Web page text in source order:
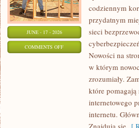
JUNE - 17 - 2026
COMMENTS OFFON
PORADNIKI
UŻYTKOWNIKA
codziennym
przydatnym
sieci
Nowości na
w którym
zrozumiały.
które
internetowego
internetu.
Znajdują się [